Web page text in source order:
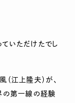
いただけたでし
（江上隆夫）が、
の第一線の経験